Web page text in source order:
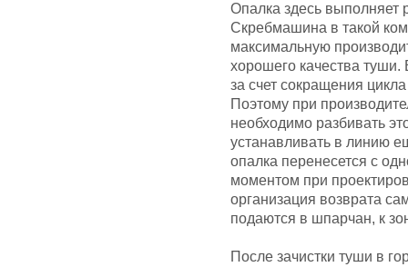
Опалка здесь выполняет
Скребмашина в такой
максимальную
хорошего качества туши.
за счет сокращения
Поэтому при
необходимо разбивать
устанавливать в линию
опалка перенесется с
моментом при
организация возврата
подаются в шпарчан, к
После зачистки туши в